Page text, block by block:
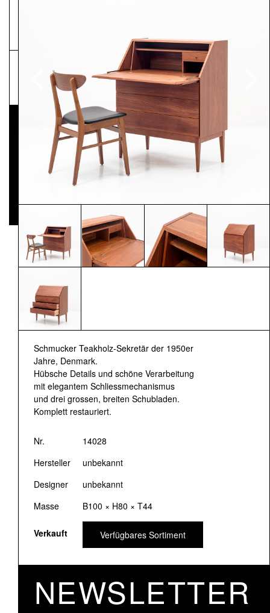
Schmucker Teakholz-Sekretär der 1950er
Jahre, Denmark.
Hübsche Details und schöne Verarbeitung
mit elegantem Schliessmechanismus
und drei grossen, breiten Schubladen.
Komplett restauriert.
Nr.
14028
Hersteller
unbekannt
Designer
unbekannt
Masse
B100 × H80 × T44
Verkauft Verfügbares Sortiment
NEWSLETTER
Pressematerial